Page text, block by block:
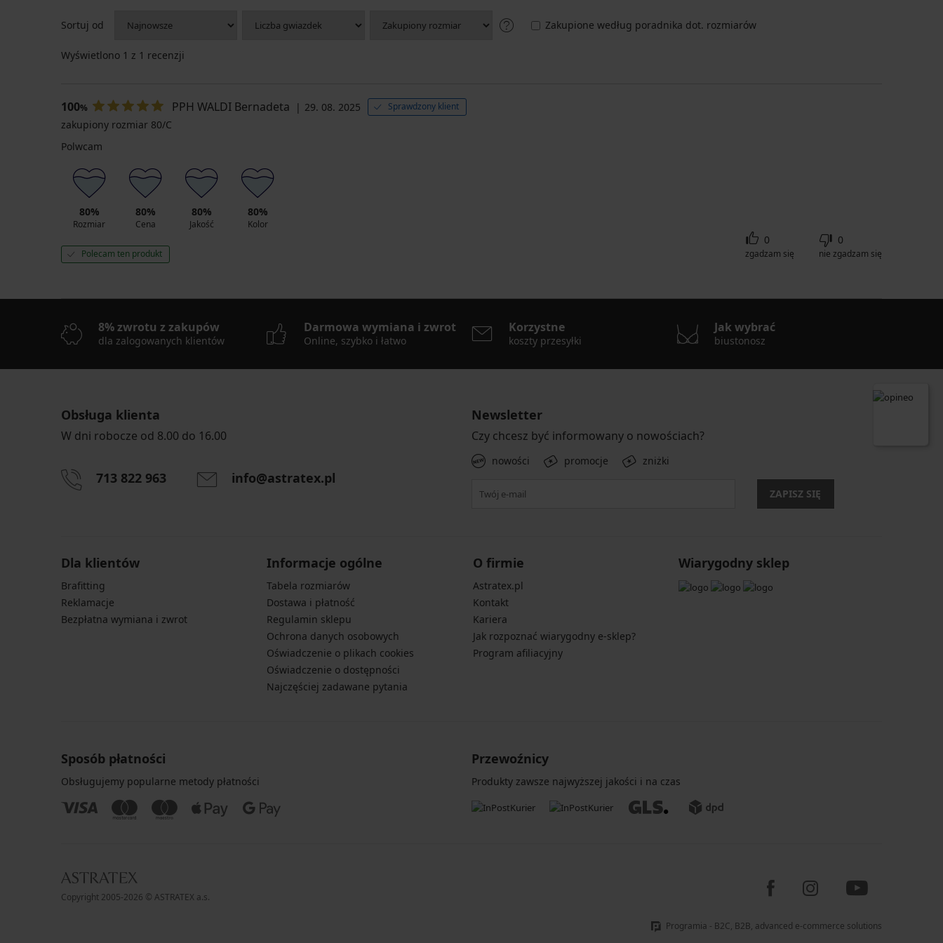
bikini
II
36,49
zł
29,19
kod
kąpielowego
Adjoa
27,60
zł
22,08
zł
kod
SUN20
Sortuj od Zakupione według poradnika dot. rozmiarów
Wyświetlono 1 z 1 recenzji
100% PPH WALDI Bernadeta 29. 08. 2025 Sprawdzony klient
zakupiony rozmiar 80/C
Polwcam
80%
Rozmiar
80%
Cena
80%
Jakość
80%
Kolor
Polecam ten produkt
0
zgadzam się
0
nie zgadzam się
8% zwrotu z zakupów
dla zalogowanych klientów
Darmowa wymiana i zwrot
Online, szybko i łatwo
Korzystne
koszty przesyłki
Jak wybrać
biustonosz
Obsługa klienta
W dni robocze od 8.00 do 16.00
713 822 963 info@astratex.pl
Newsletter
Czy chcesz być informowany o nowościach?
nowości promocje zniżki
ZAPISZ SIĘ
Dla klientów
Brafitting
Reklamacje
Bezpłatna wymiana i zwrot
Informacje ogólne
Tabela rozmiarów
Dostawa i płatność
Regulamin sklepu
Ochrona danych osobowych
Oświadczenie o plikach cookies
Oświadczenie o dostępności
Najczęściej zadawane pytania
O firmie
Astratex.pl
Kontakt
Kariera
Jak rozpoznać wiarygodny e-sklep?
Program afiliacyjny
Wiarygodny sklep
Sposób płatności
Obsługujemy popularne metody płatności
Przewoźnicy
Produkty zawsze najwyższej jakości i na czas
Copyright 2005-2026 © ASTRATEX a.s.
Programia - B2C, B2B, advanced e-commerce solutions